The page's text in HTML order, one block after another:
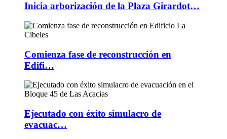
Inicia arborización de la Plaza Girardot…
Comienza fase de reconstrucción en
Edifi…
Ejecutado con éxito simulacro de
evacuac…